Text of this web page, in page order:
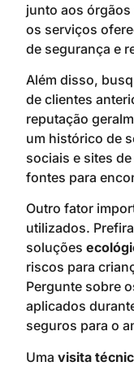
junto aos
os serviços
de segurança e
Além disso,
de clientes
reputação
um histórico de
sociais e sites
fontes para
Outro fator
utilizados.
soluções
riscos para
Pergunte sobre
aplicados
seguros para o
Uma visita